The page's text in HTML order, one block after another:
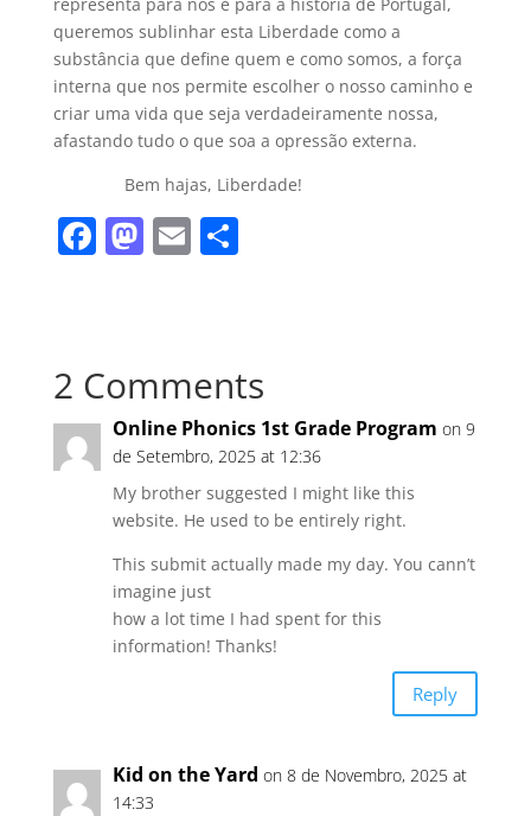
queremos sublinhar esta Liberdade como a
substância que define quem e como somos, a força
interna que nos permite escolher o nosso caminho e
criar uma vida que seja verdadeiramente nossa,
afastando tudo o que soa a opressão externa.
Bem hajas, Liberdade!
F
b
o
o
k
M
d
o
n
E S
2 Comments
Online Phonics 1st Grade Program on 9
de Setembro, 2025 at 12:36
My brother suggested I might like this
website. He used to be entirely right.
This submit actually made my day. You cann’t
imagine just
how a lot time I had spent for this
information! Thanks!
Reply
Kid on the Yard on 8 de Novembro, 2025 at
14:33